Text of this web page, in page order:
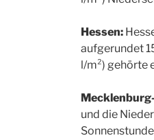
Hessen:
aufgerundet
l/m²) gehörte
und die